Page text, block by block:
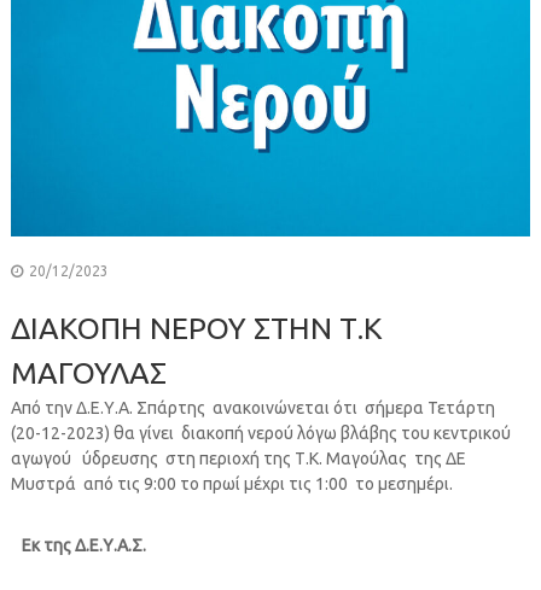
20/12/2023
ΔΙΑΚΟΠΗ ΝΕΡΟΥ ΣΤΗΝ Τ.Κ
ΜΑΓΟΥΛΑΣ
Από την Δ.Ε.Υ.Α. Σπάρτης ανακοινώνεται ότι σήμερα Τετάρτη
(20-12-2023) θα γίνει διακοπή νερού λόγω βλάβης του κεντρικού
αγωγού ύδρευσης στη περιοχή της Τ.Κ. Μαγούλας της ΔΕ
Μυστρά από τις 9:00 το πρωί μέχρι τις 1:00 το μεσημέρι.
Εκ της Δ.Ε.Υ.Α.Σ.